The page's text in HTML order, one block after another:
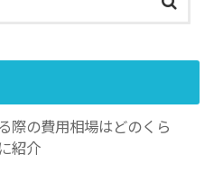
際の費用相場はどのくら
紹介